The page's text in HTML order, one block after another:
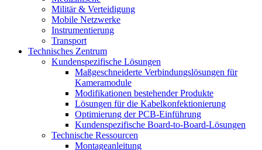
Militär & Verteidigung
Mobile Netzwerke
Instrumentierung
Transport
Technisches Zentrum
Kundenspezifische Lösungen
Maßgeschneiderte Verbindungslösungen für
Kameramodule
Modifikationen bestehender Produkte
Lösungen für die Kabelkonfektionierung
Optimierung der PCB-Einführung
Kundenspezifische Board-to-Board-Lösungen
Technische Ressourcen
Montageanleitung